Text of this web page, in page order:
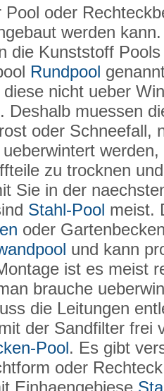
oder
werden
die Kunststoff
Rundpool
nicht ueber
. Deshalb muessen
oder Schneefall,
zu trocknen
Sie in der
Stahl-Pool meist.
oder
und kann
ist es meist
brauche
die Leitungen
der Sandfilter frei
Pool. Es gibt
oder
Einhaengebiese